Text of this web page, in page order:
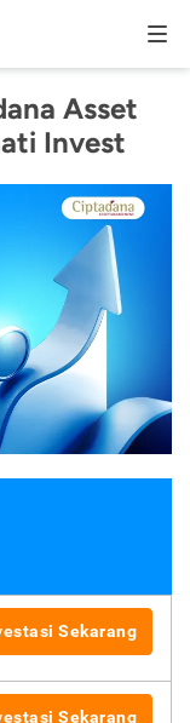
Asset
Invest
Sekarang
Sekarang